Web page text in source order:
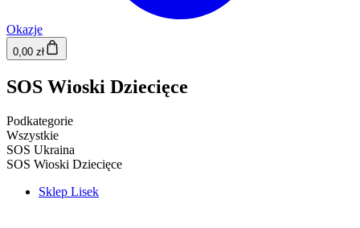
Okazje
0,00 zł
SOS Wioski Dziecięce
Podkategorie
Wszystkie
SOS Ukraina
SOS Wioski Dziecięce
Sklep Lisek